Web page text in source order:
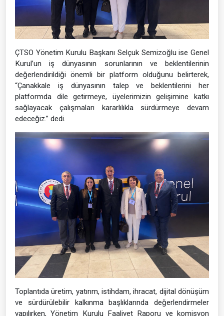
ÇTSO Yönetim Kurulu Başkanı Selçuk Semizoğlu ise Genel
Kurul’un iş dünyasının sorunlarının ve beklentilerinin
değerlendirildiği önemli bir platform olduğunu belirterek,
“Çanakkale iş dünyasının talep ve beklentilerini her
platformda dile getirmeye, üyelerimizin gelişimine katkı
sağlayacak çalışmaları kararlılıkla sürdürmeye devam
edeceğiz.” dedi.
Toplantıda üretim, yatırım, istihdam, ihracat, dijital dönüşüm
ve sürdürülebilir kalkınma başlıklarında değerlendirmeler
yapılırken, Yönetim Kurulu Faaliyet Raporu ve komisyon